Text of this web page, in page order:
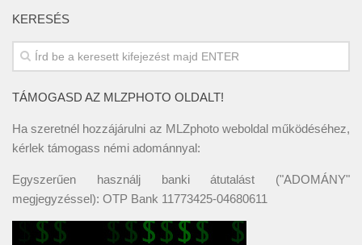
KERESÉS
TÁMOGASD AZ MLZPHOTO OLDALT!
Ha szeretnél hozzájárulni az MLZphoto weboldal működéséhez,
kérlek támogass némi adománnyal:
Egyszerűen használj banki átutalást ("ADOMÁNY"
megjegyzéssel): OTP Bank 11773425-04680611